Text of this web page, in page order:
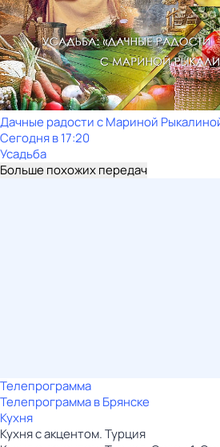
Дачные радости с Мариной
Сегодня в 17:20
Усадьба
Больше похожих передач
Телепрограмма
Телепрограмма в Брянске
Кухня
Кухня с акцентом. Турция